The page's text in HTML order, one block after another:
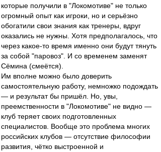
которые получили в "Локомотиве" не только
огромный опыт как игроки, но и серьёзно
обогатили свои знания как тренеры, вдруг
оказались не нужны. Хотя предполагалось, что
через какое-то время именно они будут тянуть
за собой "паровоз". И со временем заменят
Сёмина (смеётся).
Им вполне можно было доверить
самостоятельную работу, немножко подождать
— и результат бы пришёл. Но, увы,
преемственности в "Локомотиве" не видно —
клуб теряет своих подготовленных
специалистов. Вообще это проблема многих
российских клубов — отсутствие философии
развития, чётко выстроенной и